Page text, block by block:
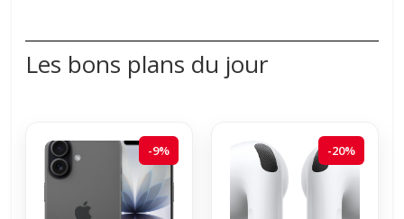
Les bons plans du jour
-9% -20%